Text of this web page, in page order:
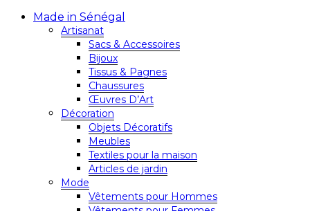
Made in Sénégal
Artisanat
Sacs & Accessoires
Bijoux
Tissus & Pagnes
Chaussures
Œuvres D’Art
Décoration
Objets Décoratifs
Meubles
Textiles pour la maison
Articles de jardin
Mode
Vêtements pour Hommes